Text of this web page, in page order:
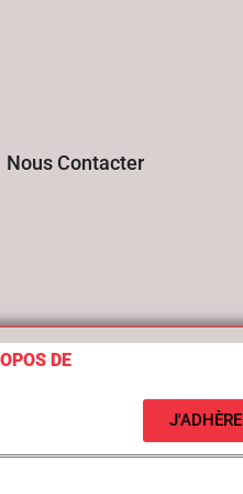
Nous Contacter
DE
J'ADHÈRE